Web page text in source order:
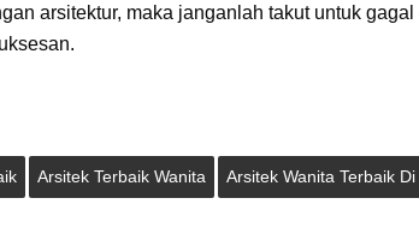
arsitektur, maka janganlah takut untuk
Arsitek Terbaik Wanita Arsitek Wanita Terbaik